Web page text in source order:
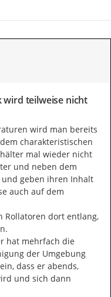
wird teilweise nicht
wird man bereits
charakteristischen
mal wieder nicht
und neben dem
geben ihren Inhalt
auch auf dem
Rollatoren dort entlang,
hat mehrfach die
der Umgebung
dass er abends,
und sich dann